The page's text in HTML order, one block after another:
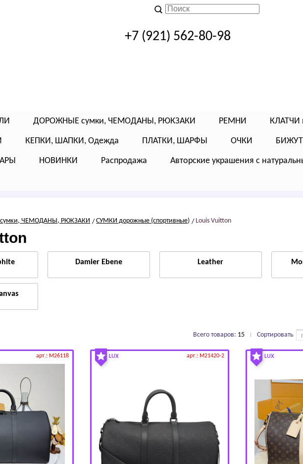
+7 (921) 562-80-98
ДОРОЖНЫЕ сумки, ЧЕМОДАНЫ, РЮКЗАКИ РЕМНИ КЛАТЧИ
КЕПКИ, ШАПКИ, Одежда ПЛАТКИ, ШАРФЫ ОЧКИ
НОВИНКИ Распродажа Авторские украшения с
ЧЕМОДАНЫ, РЮКЗАКИ СУМКИ дорожные (спортивные) Louis Vuitton
Dаmiеr Еbеnе Leather
Всего товаров: 15 Сортировать
арт.: M26118 LUX арт.: M21420-2 LUX